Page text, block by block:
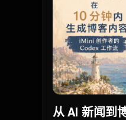
从 AI 新闻到